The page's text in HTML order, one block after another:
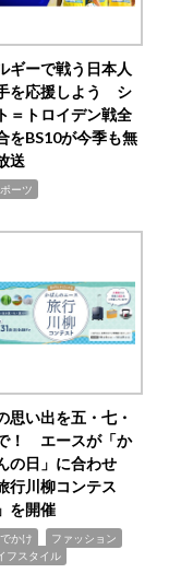
ギーで戦う日本人
を応援しよう シ
＝トロイデン戦全
をBS10が今季も無
送
ーツ
思い出を五・七・
！ エースが「か
の日」に合わせ
行川柳コンテス
を開催
かけ ファッション
フスタイル